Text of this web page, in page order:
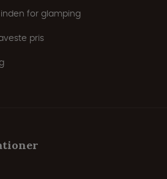
for glamping
pris